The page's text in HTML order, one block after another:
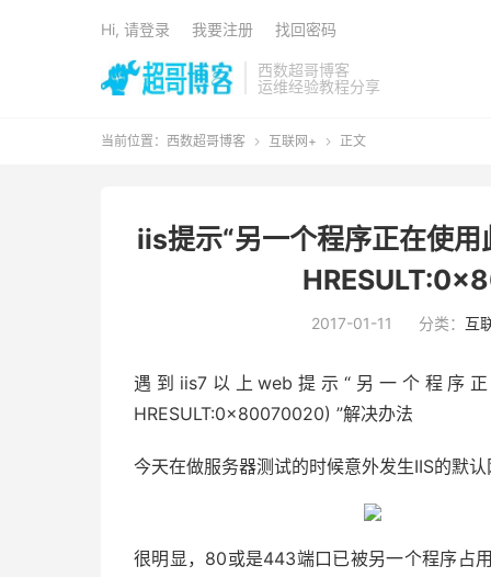
西数超哥博客
运维经验教程分享
Hi, 请登录 我要注册 找回密码
当前位置： 西数超哥博客  互联网+  正文
iis提示“另一个程序正在使
2017-01-11 分类： 互
遇到iis7以上web提示“另一个程序
HRESULT:0x80070020) ”解决办法
今天在做服务器测试的时候意外发生IIS的默
很明显，80或是443端口已被另一个程序占